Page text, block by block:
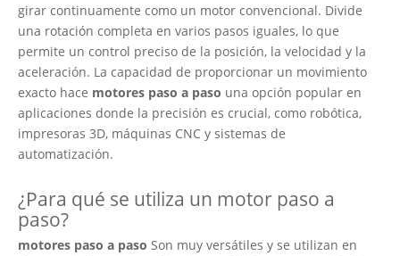
girar continuamente como un motor convencional. Divide
una rotación completa en varios pasos iguales, lo que
permite un control preciso de la posición, la velocidad y la
aceleración. La capacidad de proporcionar un movimiento
exacto hace motores paso a paso una opción popular en
aplicaciones donde la precisión es crucial, como robótica,
impresoras 3D, máquinas CNC y sistemas de
automatización.
¿Para qué se utiliza un motor paso a
paso?
motores paso a paso Son muy versátiles y se utilizan en